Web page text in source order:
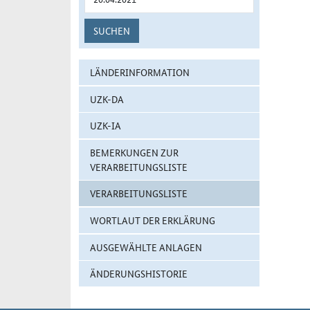
SUCHEN
LÄNDERINFORMATION
UZK-DA
UZK-IA
BEMERKUNGEN ZUR
VERARBEITUNGSLISTE
VERARBEITUNGSLISTE
WORTLAUT DER ERKLÄRUNG
AUSGEWÄHLTE ANLAGEN
ÄNDERUNGSHISTORIE